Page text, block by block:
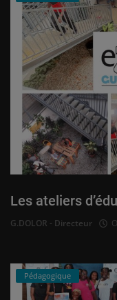
Les ateliers
G.DOLOR - Directeur
Pédagogique